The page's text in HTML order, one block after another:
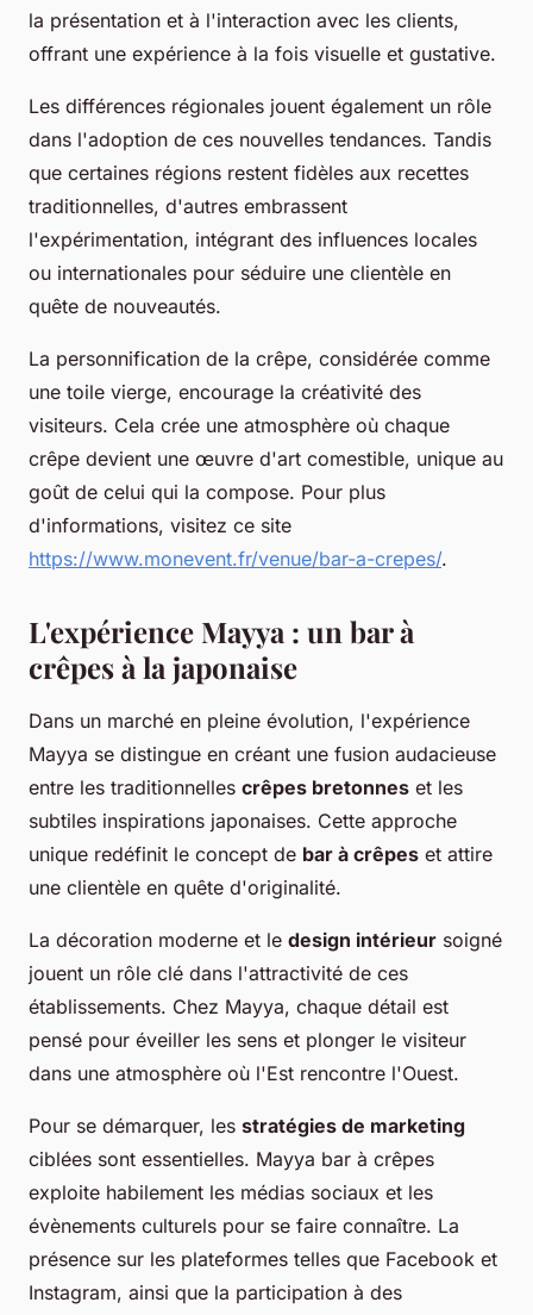
la présentation et à l'interaction avec les clients,
offrant une expérience à la fois visuelle et gustative.
Les différences régionales jouent également un rôle
dans l'adoption de ces nouvelles tendances. Tandis
que certaines régions restent fidèles aux recettes
traditionnelles, d'autres embrassent
l'expérimentation, intégrant des influences locales
ou internationales pour séduire une clientèle en
quête de nouveautés.
La personnification de la crêpe, considérée comme
une toile vierge, encourage la créativité des
visiteurs. Cela crée une atmosphère où chaque
crêpe devient une œuvre d'art comestible, unique au
goût de celui qui la compose. Pour plus
d'informations, visitez ce site
https://www.monevent.fr/venue/bar-a-crepes/.
L'expérience Mayya : un bar à
crêpes à la japonaise
Dans un marché en pleine évolution, l'expérience
Mayya se distingue en créant une fusion audacieuse
entre les traditionnelles crêpes bretonnes et les
subtiles inspirations japonaises. Cette approche
unique redéfinit le concept de bar à crêpes et attire
une clientèle en quête d'originalité.
La décoration moderne et le design intérieur soigné
jouent un rôle clé dans l'attractivité de ces
établissements. Chez Mayya, chaque détail est
pensé pour éveiller les sens et plonger le visiteur
dans une atmosphère où l'Est rencontre l'Ouest.
Pour se démarquer, les stratégies de marketing
ciblées sont essentielles. Mayya bar à crêpes
exploite habilement les médias sociaux et les
évènements culturels pour se faire connaître. La
présence sur les plateformes telles que Facebook et
Instagram, ainsi que la participation à des